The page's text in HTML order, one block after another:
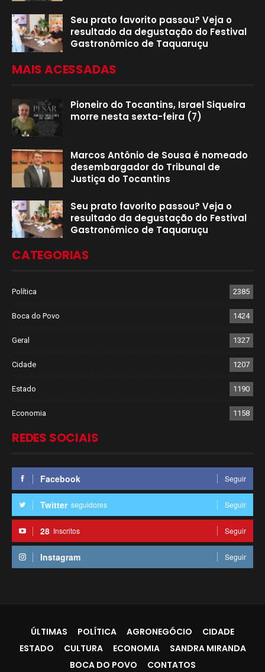
Seu prato favorito passou? Veja o
resultado da degustação do Festival
Gastronômico de Taquaruçu
MAIS ACESSADAS
Pioneiro do Tocantins, Israel Siqueira
morre nesta sexta-feira (7)
Marcos Antônio de Sousa é nomeado
desembargador do Tribunal de
Justiça do Tocantins
Seu prato favorito passou? Veja o
resultado da degustação do Festival
Gastronômico de Taquaruçu
CATEGORIAS
Política 2385
Boca do Povo 1424
Geral 1327
Cidade 1207
Estado 1190
Economia 1158
REDES SOCIAIS
Facebook Seguir
Twitter seguidores Seguir
28 Inscritos Seguir
Instagram Seguir
ÚLTIMAS POLÍTICA AGRONEGÓCIO
CIDADE
ESTADO
CULTURA ECONOMIA
SANDRA MIRANDA
BOCA DO POVO
CONTATOS